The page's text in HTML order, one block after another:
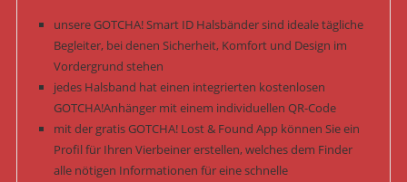
unsere GOTCHA! Smart ID Halsbänder sind ideale tägliche
Begleiter, bei denen Sicherheit, Komfort und Design im
Vordergrund stehen
jedes Halsband hat einen integrierten kostenlosen
GOTCHA!Anhänger mit einem individuellen QR-Code
mit der gratis GOTCHA! Lost & Found App können Sie ein
Profil für Ihren Vierbeiner erstellen, welches dem Finder
alle nötigen Informationen für eine schnelle